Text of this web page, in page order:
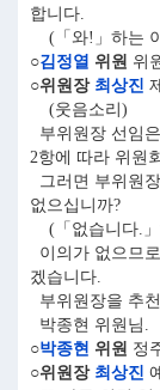
합니다.
(「와!」하는
○김정열 위원 위
○위원장 최상진
(웃음소리)
부위원장 선임
2항에 따라 위원
그러면 부위원
없으십니까?
(「없습니다.」
이의가 없으므
겠습니다.
부위원장을 추
박종현 위원님.
○박종현 위원 정
○위원장 최상진